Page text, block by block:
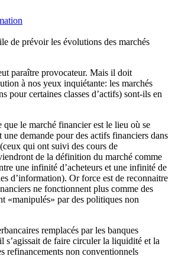
de prévoir les évolutions des marchés
paraître provocateur. Mais il doit
à nos yeux inquiétante: les marchés
pour certaines classes d’actifs) sont-ils en
que le marché financier est le lieu où se
demande pour des actifs financiers dans
qui ont suivi des cours de
de la définition du marché comme
une infinité d’acheteurs et une infinité de
d’information). Or force est de reconnaitre
ne fonctionnent plus comme des
«manipulés» par des politiques non
remplacés par les banques
s’agissait de faire circuler la liquidité et la
refinancements non conventionnels